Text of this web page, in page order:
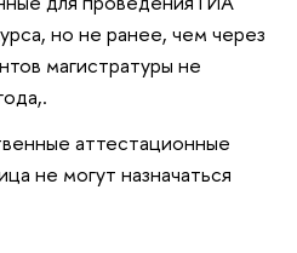
но не ранее, чем через
магистратуры не
аттестационные
не могут назначаться